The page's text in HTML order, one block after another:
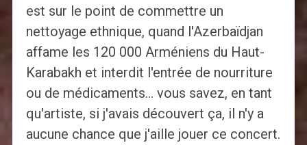
est sur le point de commettre un
nettoyage ethnique, quand l'Azerbaïdjan
affame les 120 000 Arméniens du Haut-
Karabakh et interdit l'entrée de nourriture
ou de médicaments… vous savez, en tant
qu'artiste, si j'avais découvert ça, il n'y a
aucune chance que j'aille jouer ce concert.